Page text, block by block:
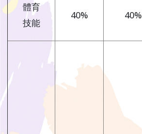
體育
技能
40% 40%